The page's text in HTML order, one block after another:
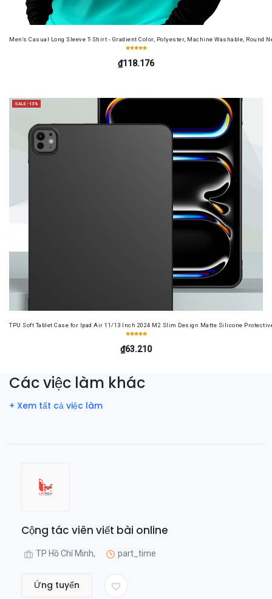
Men's Casual Long Sleeve T-Shirt - Gradient Color, Polyester, Machine Washable, Round
₫118.176
SALE -13%
TPU Soft Tablet Case for Ipad Air 11/13 Inch 2024 M2 Slim Design Matte Silicone
₫63.210
Các việc làm khác
+ Xem tất cả việc làm
Cộng tác viên viết bài online
TP Hồ Chí Minh, part_time
Ứng tuyển